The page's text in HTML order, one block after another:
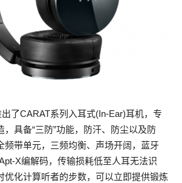
了CARAT系列入耳式(In-Ear)耳机，专
，具备“三防”功能，防汗、防尘以及防
频带单元，三频均衡、声场开阔，蓝牙
X编解码，传输损耗低至人耳无法识
优化计算听者的步数，可以立即提供锻炼